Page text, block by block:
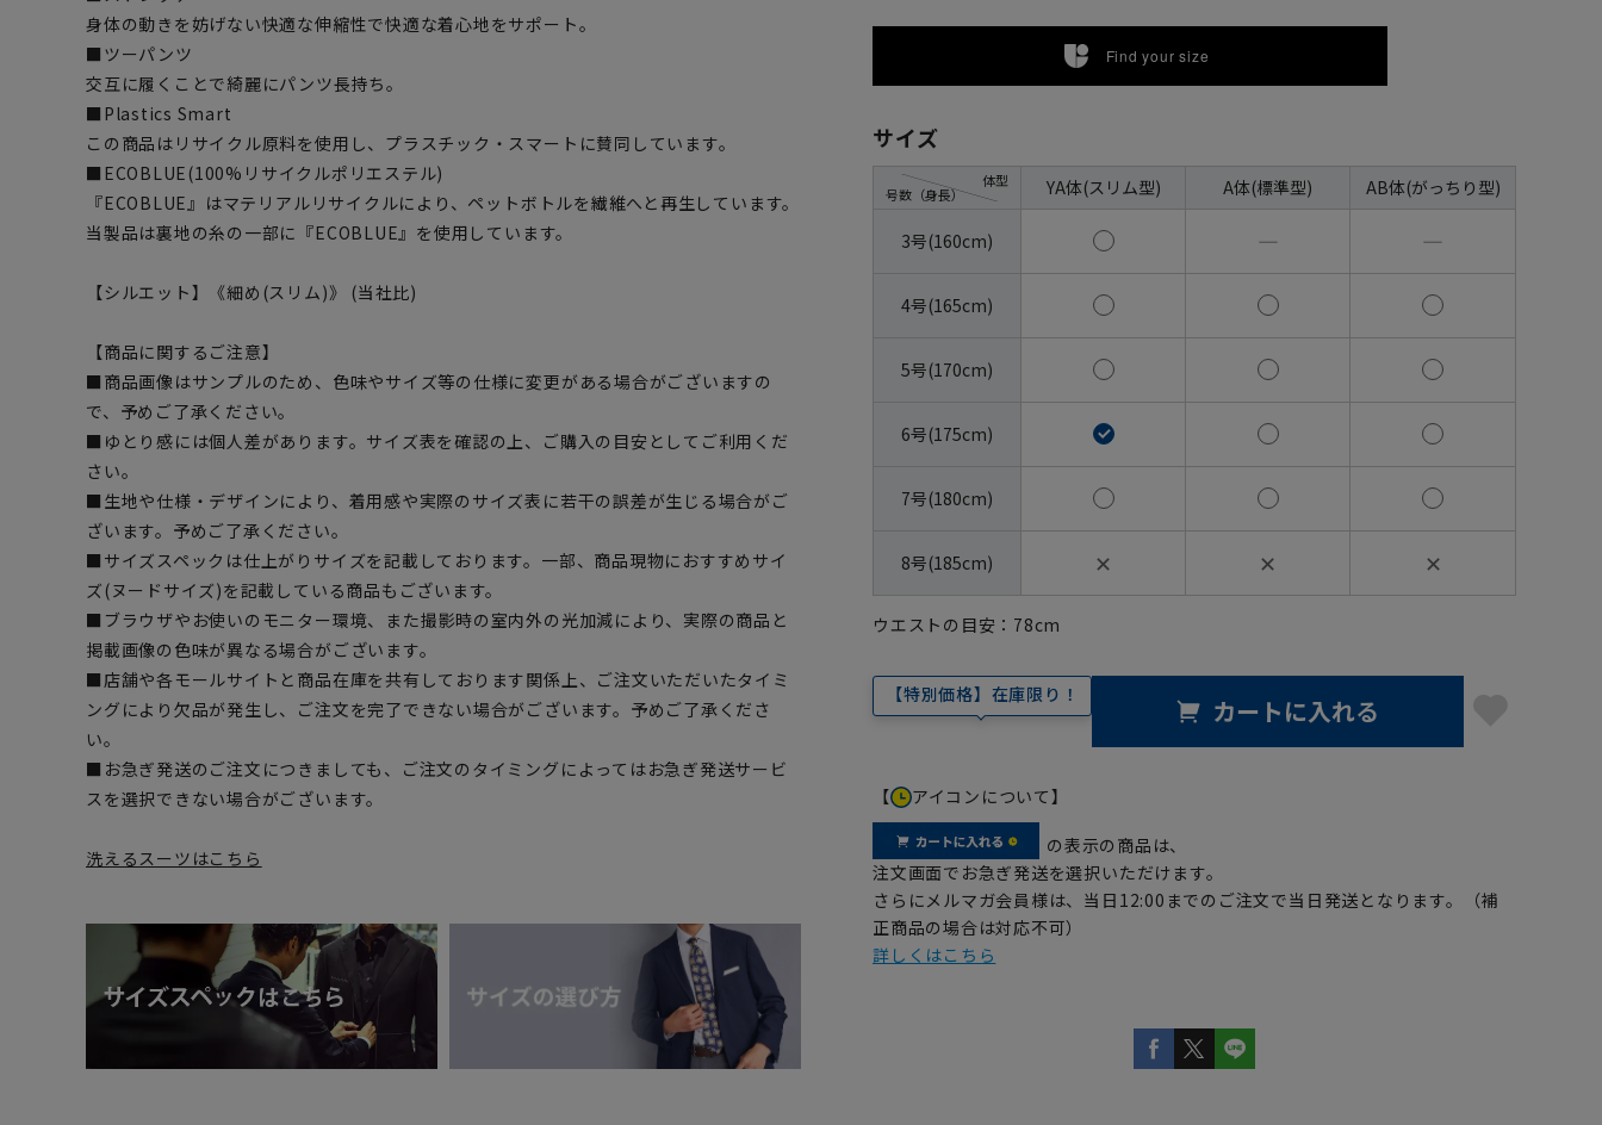
身体の動きを妨げない快適な伸縮性で快適な着心地をサポート。
■ツーパンツ
交互に履くことで綺麗にパンツ長持ち。
■Plastics Smart
この商品はリサイクル原料を使用し、プラスチック・スマートに賛同しています。
■ECOBLUE(100%リサイクルポリエステル)
『ECOBLUE』はマテリアルリサイクルにより、ペットボトルを繊維へと再生しています。
当製品は裏地の糸の一部に『ECOBLUE』を使用しています。
【シルエット】《細め(スリム)》 (当社比)
【商品に関するご注意】
■商品画像はサンプルのため、色味やサイズ等の仕様に変更がある場合がございますの
で、予めご了承ください。
■ゆとり感には個人差があります。サイズ表を確認の上、ご購入の目安としてご利用くだ
さい。
■生地や仕様・デザインにより、着用感や実際のサイズ表に若干の誤差が生じる場合がご
ざいます。予めご了承ください。
■サイズスペックは仕上がりサイズを記載しております。一部、商品現物におすすめサイ
ズ(ヌードサイズ)を記載している商品もございます。
■ブラウザやお使いのモニター環境、また撮影時の室内外の光加減により、実際の商品と
掲載画像の色味が異なる場合がございます。
■店舗や各モールサイトと商品在庫を共有しております関係上、ご注文いただいたタイミ
ングにより欠品が発生し、ご注文を完了できない場合がございます。予めご了承くださ
い。
■お急ぎ発送のご注文につきましても、ご注文のタイミングによってはお急ぎ発送サービ
スを選択できない場合がございます。
洗えるスーツはこちら
Find your size
サイズ
号数（身長）
体型 YA体(スリム型) A体(標準型) AB体(がっちり型)
3号(160cm) ― ―
4号(165cm)
5号(170cm)
6号(175cm)
7号(180cm)
8号(185cm) ✕ ✕ ✕
ウエストの目安： 78cm
【特別価格】在庫限り！ カートに入れる
【 アイコンについて】
の表示の商品は、
注文画面でお急ぎ発送を選択いただけます。
さらにメルマガ会員様は、当日12:00までのご注文で当日発送となります。（補
正商品の場合は対応不可）
詳しくはこちら